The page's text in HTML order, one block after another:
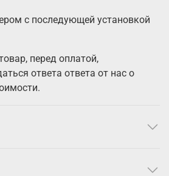
с последующей установкой
перед оплатой,
ответа ответа от нас о